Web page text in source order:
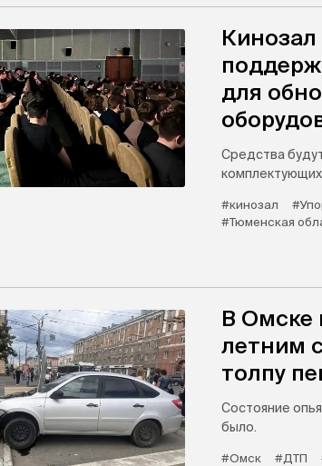
Кинозал
для
Средства
#кинозал
#Тюменская
В Омске
летним
толпу
Состояние
было.
#Омск #ДТП